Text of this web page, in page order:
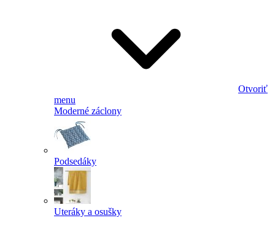
Otvoriť
menu
Moderné záclony
Podsedáky
Uteráky a osušky